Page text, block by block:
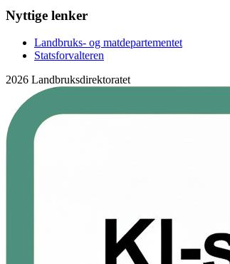
Nyttige lenker
Landbruks- og matdepartementet
Statsforvalteren
2026 Landbruksdirektoratet